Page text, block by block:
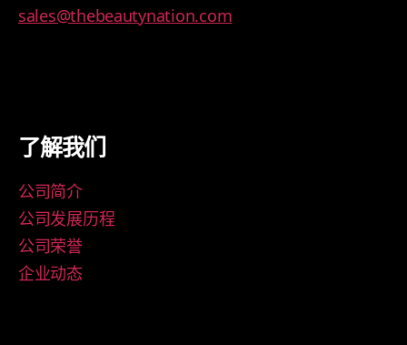
sales@thebeautynation.com
了解我们
公司简介
公司发展历程
公司荣誉
企业动态